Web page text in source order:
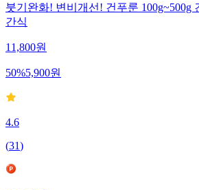
붓기완화! 변비개선! 건푸룬 100g~500g
간식
11,800원
50%5,900원
4.6
(31)